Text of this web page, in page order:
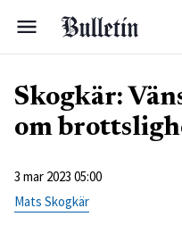
Skogkär:
om
3 mar 2023 05:00
Mats Skogkär